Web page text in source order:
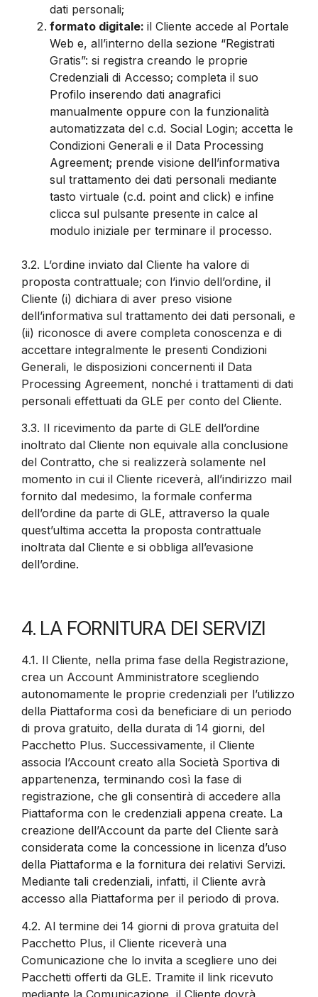
dati personali;
formato digitale: il Cliente accede al Portale
Web e, all’interno della sezione “Registrati
Gratis”: si registra creando le proprie
Credenziali di Accesso; completa il suo
Profilo inserendo dati anagrafici
manualmente oppure con la funzionalità
automatizzata del c.d. Social Login; accetta le
Condizioni Generali e il Data Processing
Agreement; prende visione dell’informativa
sul trattamento dei dati personali mediante
tasto virtuale (c.d. point and click) e infine
clicca sul pulsante presente in calce al
modulo iniziale per terminare il processo.
3.2. L’ordine inviato dal Cliente ha valore di
proposta contrattuale; con l’invio dell’ordine, il
Cliente (i) dichiara di aver preso visione
dell’informativa sul trattamento dei dati personali, e
(ii) riconosce di avere completa conoscenza e di
accettare integralmente le presenti Condizioni
Generali, le disposizioni concernenti il Data
Processing Agreement, nonché i trattamenti di dati
personali effettuati da GLE per conto del Cliente.
3.3. Il ricevimento da parte di GLE dell’ordine
inoltrato dal Cliente non equivale alla conclusione
del Contratto, che si realizzerà solamente nel
momento in cui il Cliente riceverà, all’indirizzo mail
fornito dal medesimo, la formale conferma
dell’ordine da parte di GLE, attraverso la quale
quest’ultima accetta la proposta contrattuale
inoltrata dal Cliente e si obbliga all’evasione
dell’ordine.
4. LA FORNITURA DEI SERVIZI
4.1. Il Cliente, nella prima fase della Registrazione,
crea un Account Amministratore scegliendo
autonomamente le proprie credenziali per l’utilizzo
della Piattaforma così da beneficiare di un periodo
di prova gratuito, della durata di 14 giorni, del
Pacchetto Plus. Successivamente, il Cliente
associa l’Account creato alla Società Sportiva di
appartenenza, terminando così la fase di
registrazione, che gli consentirà di accedere alla
Piattaforma con le credenziali appena create. La
creazione dell’Account da parte del Cliente sarà
considerata come la concessione in licenza d’uso
della Piattaforma e la fornitura dei relativi Servizi.
Mediante tali credenziali, infatti, il Cliente avrà
accesso alla Piattaforma per il periodo di prova.
4.2. Al termine dei 14 giorni di prova gratuita del
Pacchetto Plus, il Cliente riceverà una
Comunicazione che lo invita a scegliere uno dei
Pacchetti offerti da GLE. Tramite il link ricevuto
mediante la Comunicazione, il Cliente dovrà